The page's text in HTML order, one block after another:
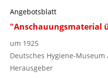
Angebotsblatt
"Anschauungsmaterial
um 1925
Deutsches Hygiene-
Herausgeber